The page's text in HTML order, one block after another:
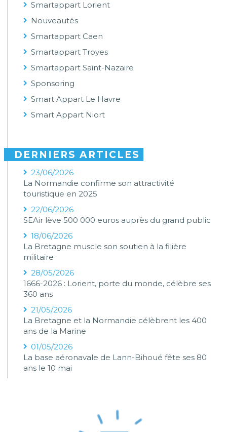
Smartappart Lorient
Nouveautés
Smartappart Caen
Smartappart Troyes
Smartappart Saint-Nazaire
Sponsoring
Smart Appart Le Havre
Smart Appart Niort
DERNIERS ARTICLES
23/06/2026
La Normandie confirme son attractivité
touristique en 2025
22/06/2026
SEAir lève 500 000 euros auprès du grand public
18/06/2026
La Bretagne muscle son soutien à la filière
militaire
28/05/2026
1666-2026 : Lorient, porte du monde, célèbre ses
360 ans
21/05/2026
La Bretagne et la Normandie célèbrent les 400
ans de la Marine
01/05/2026
La base aéronavale de Lann-Bihoué fête ses 80
ans le 10 mai